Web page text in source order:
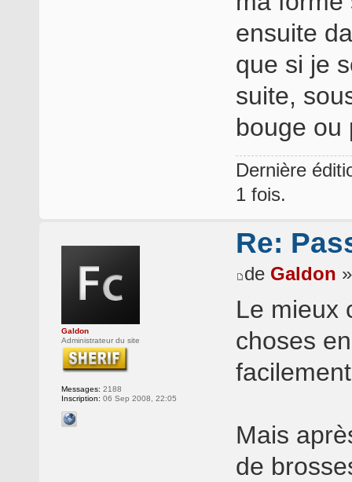
ensuite
que si je
suite,
bouge ou
Dernière
1 fois.
Galdon
Administrateur du site
Messages: 2188
Inscription: 06 Sep 2008, 22:05
Re:
de Galdon
Le mieux
choses
Mais
de